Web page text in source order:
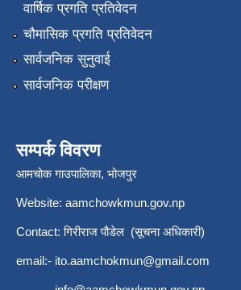
वार्षिक प्रगति प्रतिवेदन
चौमासिक प्रगति प्रतिवेदन
सार्वजनिक सुनुवाई
सार्वजनिक परीक्षण
सम्पर्क विवरण
आमचोक गाउपालिका, भोजपुर
Website: aamchowkmun.gov.np
Contact: गिरीराज पौडेल (सूचना अधिकारी)
email:- ito.aamchokmun@gmail.com